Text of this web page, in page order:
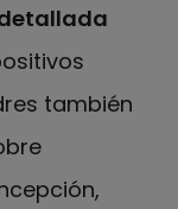
también